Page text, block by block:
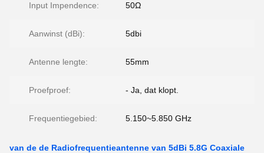
Input Impendence: 50Ω
Aanwinst (dBi): 5dbi
Antenne lengte: 55mm
Proefproef: - Ja, dat klopt.
Frequentiegebied: 5.150~5.850 GHz
van de de Radiofrequentieantenne van 5dBi 5.8G Coaxiale